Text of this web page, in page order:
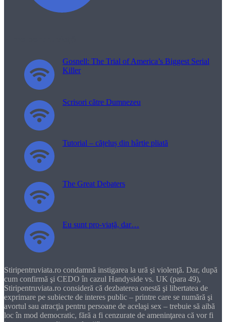
Gosnell: The Trial of America’s Biggest Serial
Killer
Scrisori către Dumnezeu
Tutorial – cățeluș din hârtie pliată
The Great Debaters
Eu sunt pro-viață, dar…
Stiripentruviata.ro condamnă instigarea la ură şi violenţă. Dar, după
cum confirmă şi CEDO în cazul Handyside vs. UK (para 49),
Stiripentruviata.ro consideră că dezbaterea onestă şi libertatea de
exprimare pe subiecte de interes public – printre care se numără şi
avortul sau atracţia pentru persoane de acelaşi sex – trebuie să aibă
loc în mod democratic, fără a fi cenzurate de ameninţarea că vor fi